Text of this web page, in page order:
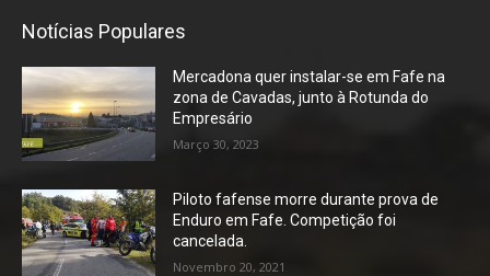
Notícias Populares
Mercadona quer instalar-se em Fafe na
zona de Cavadas, junto à Rotunda do
Empresário
Março 30, 2023
Piloto fafense morre durante prova de
Enduro em Fafe. Competição foi
cancelada.
Novembro 20, 2021